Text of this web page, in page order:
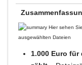
Hier sehen
ausgewählten Dateien
1.000 Euro für